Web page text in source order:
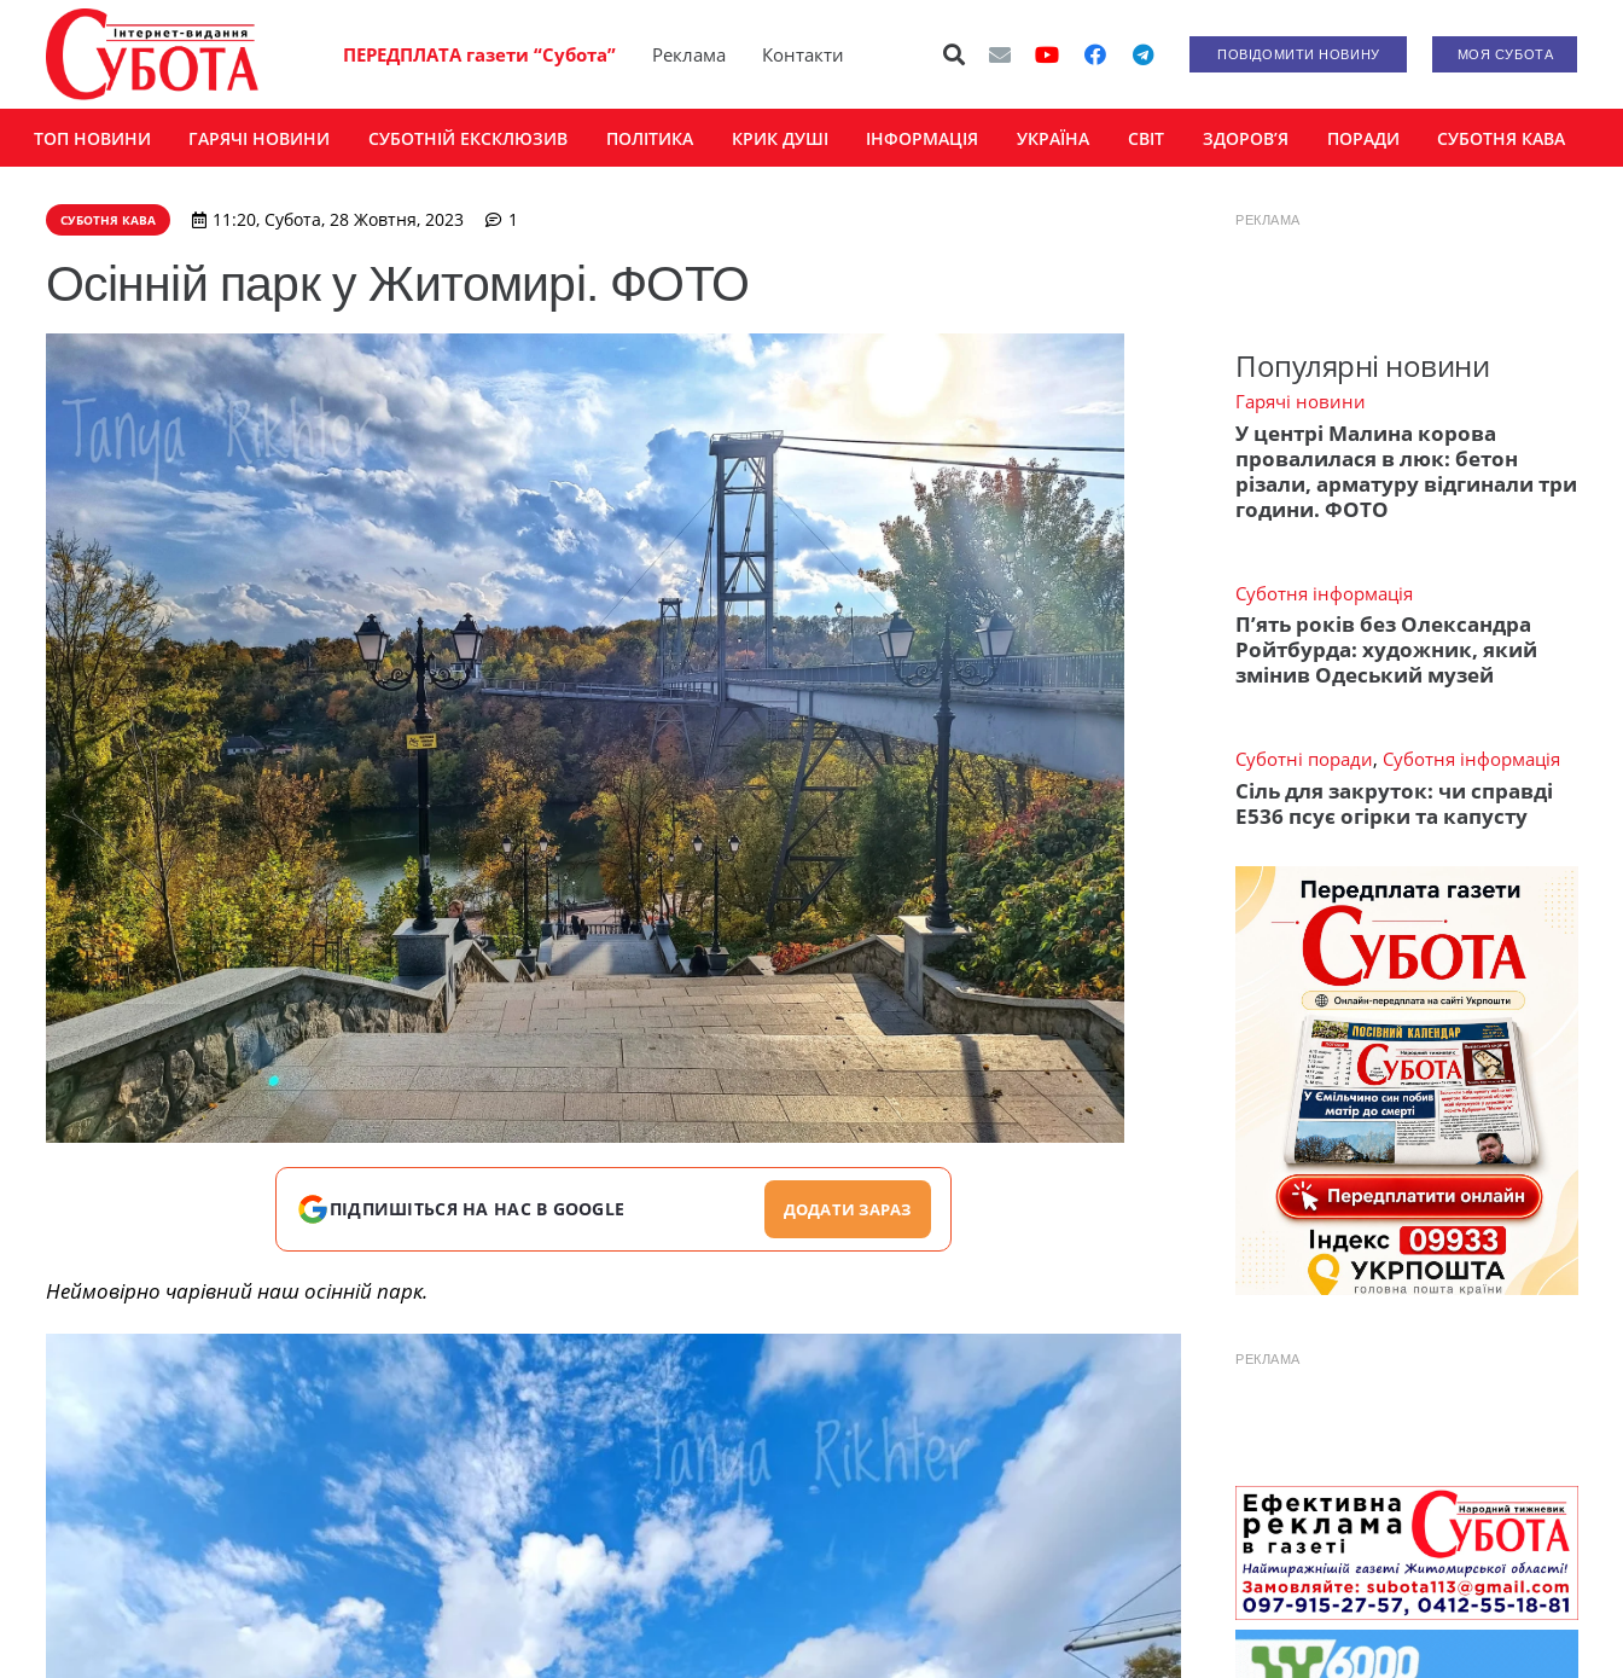
ПЕРЕДПЛАТА газети “Субота” Реклама Контакти ПОВІДОМИТИ НОВИНУ МОЯ СУБОТА
ТОП НОВИНИ ГАРЯЧІ НОВИНИ СУБОТНІЙ ЕКСКЛЮЗИВ ПОЛІТИКА КРИК ДУШІ ІНФОРМАЦІЯ УКРАЇНА СВІТ ЗДОРОВ’Я ПОРАДИ СУБОТНЯ КАВА
СУБОТНЯ КАВА 11:20, Субота, 28 Жовтня, 2023 1
Осінній парк у Житомирі. ФОТО
ПІДПИШІТЬСЯ НА НАС В GOOGLE ДОДАТИ ЗАРАЗ
Неймовірно чарівний наш осінній парк.
РЕКЛАМА
Популярні новини
Гарячі новини
У центрі Малина корова
провалилася в люк: бетон
різали, арматуру відгинали три
години. ФОТО
Суботня інформація
П’ять років без Олександра
Ройтбурда: художник, який
змінив Одеський музей
Суботні поради, Суботня інформація
Сіль для закруток: чи справді
Е536 псує огірки та капусту
РЕКЛАМА